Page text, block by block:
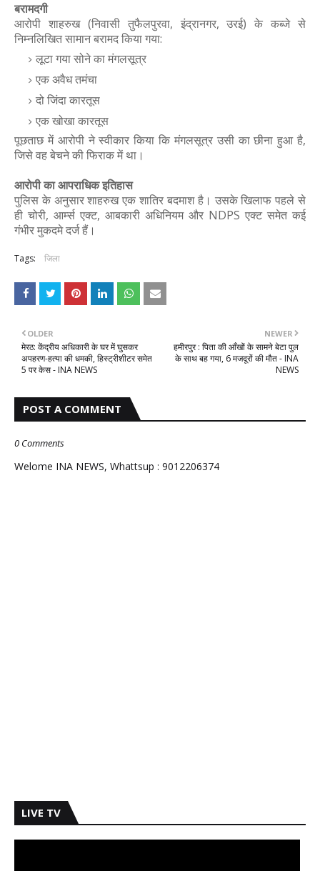
बरामदगी
आरोपी शाहरुख (निवासी तुफैलपुरवा, इंद्रानगर, उरई) के कब्जे से
निम्नलिखित सामान बरामद किया गया:
लूटा गया सोने का मंगलसूत्र
एक अवैध तमंचा
दो जिंदा कारतूस
एक खोखा कारतूस
पूछताछ में आरोपी ने स्वीकार किया कि मंगलसूत्र उसी का छीना हुआ है,
जिसे वह बेचने की फिराक में था।
आरोपी का आपराधिक इतिहास
पुलिस के अनुसार शाहरुख एक शातिर बदमाश है। उसके खिलाफ पहले से
ही चोरी, आर्म्स एक्ट, आबकारी अधिनियम और NDPS एक्ट समेत कई
गंभीर मुकदमे दर्ज हैं।
Tags: जिला
NEWER
हमीरपुर : पिता की आँखों के सामने बेटा पुल
के साथ बह गया, 6 मजदूरों की मौत - INA
NEWS
OLDER
मेरठ: केंद्रीय अधिकारी के घर में घुसकर
अपहरण-हत्या की धमकी, हिस्ट्रीशीटर समेत
5 पर केस - INA NEWS
POST A COMMENT
0 Comments
Welome INA NEWS, Whattsup : 9012206374
LIVE TV